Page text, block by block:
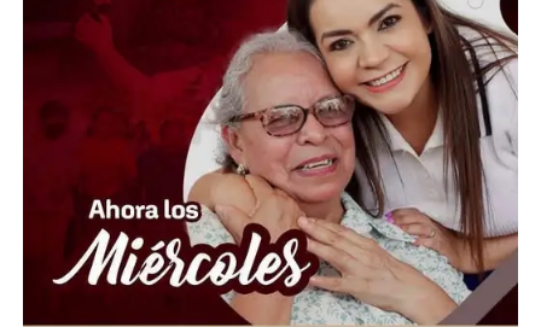
“Hoy más que nunca es momento de demostrar que la
solidaridad no conoce fronteras. Desde Guanajuato
extendemos la mano a las familias venezolanas que
enfrentan esta emergencia, convencidos de que cada
aportación puede hacer la diferencia en la vida de
quienes más lo necesitan”, expresó.
Ante esta situación de emergencia humanitaria, el
Gobierno de la Gente, a través del Voluntariado de la
Gente, habilitó centros de acopio del 1 al 10 de julio en